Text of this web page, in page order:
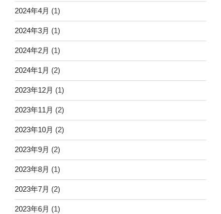
2024年4月 (1)
2024年3月 (1)
2024年2月 (1)
2024年1月 (2)
2023年12月 (1)
2023年11月 (2)
2023年10月 (2)
2023年9月 (2)
2023年8月 (1)
2023年7月 (2)
2023年6月 (1)